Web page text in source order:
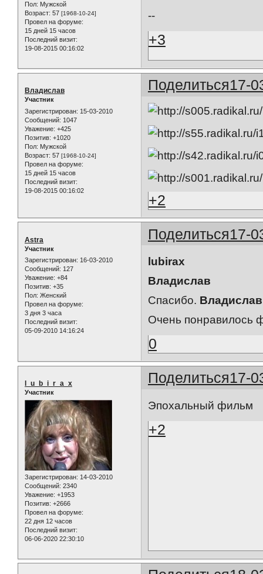
Пол: Мужской
Возраст: 57 [1968-10-24]
Провел на форуме:
15 дней 15 часов
Последний визит:
19-08-2015 00:16:02
--
+3
Поделиться17-
Владислав
Участник
Зарегистрирован: 15-03-2010
Сообщений: 1047
Уважение: +425
Позитив: +1020
Пол: Мужской
Возраст: 57 [1968-10-24]
Провел на форуме:
15 дней 15 часов
Последний визит:
19-08-2015 00:16:02
+2
Поделиться17-
Astra
Участник
Зарегистрирован: 16-03-2010
Сообщений: 127
Уважение: +84
Позитив: +35
Пол: Женский
Провел на форуме:
3 дня 3 часа
Последний визит:
05-09-2010 14:16:24
lubirax
Владислав
Спасибо. Владислав
Очень понравилось
0
Поделиться17-
l_u_b_i_r_a_x
Участник
Зарегистрирован: 14-03-2010
Сообщений: 2340
Уважение: +1953
Позитив: +2666
Провел на форуме:
22 дня 12 часов
Последний визит:
06-06-2020 22:30:10
Эпохальный фильм
+2